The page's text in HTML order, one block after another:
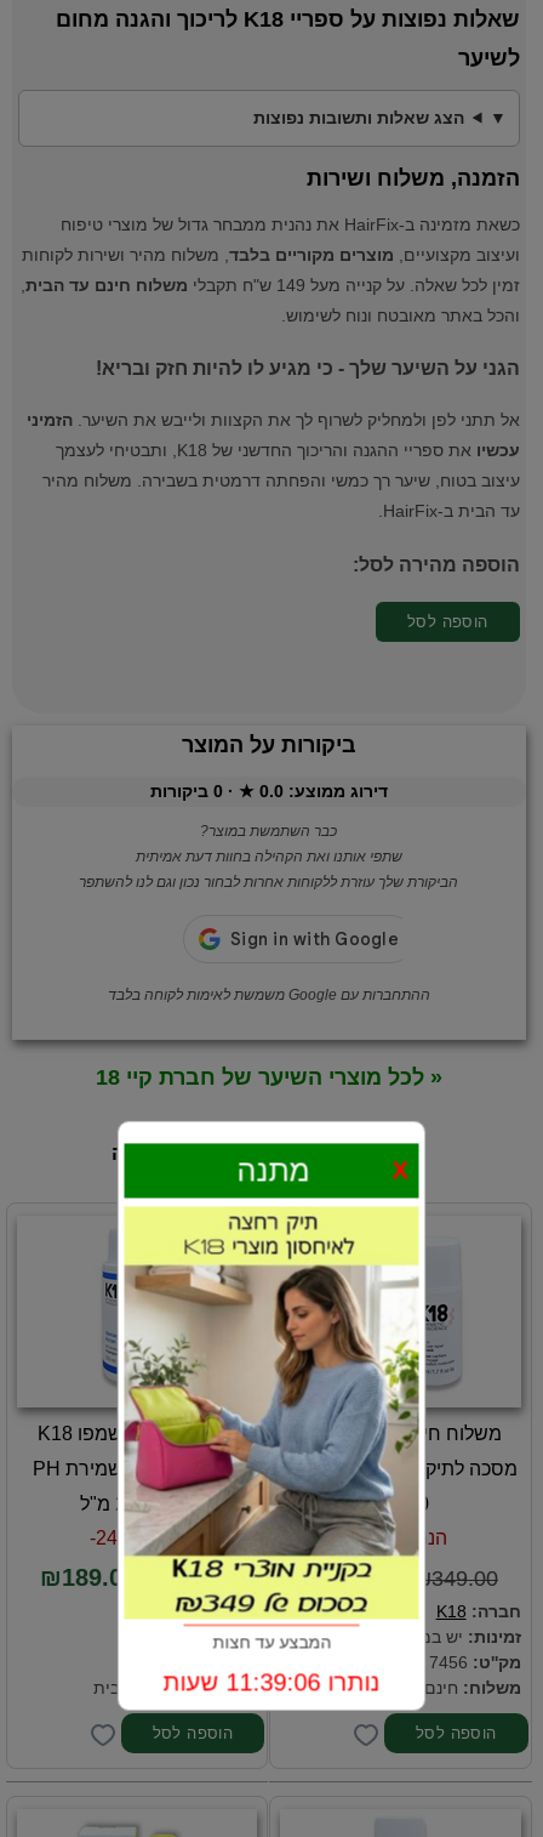
שאלות נפוצות על ספריי K18 לריכוך והגנה מחום
לשיער
הצג שאלות ותשובות נפוצות
הזמנה, משלוח ושירות
כשאת מזמינה ב-HairFix את נהנית ממבחר גדול של מוצרי טיפוח
ועיצוב מקצועיים, מוצרים מקוריים בלבד , משלוח מהיר ושירות לקוחות
זמין לכל שאלה. על קנייה מעל 149 ש"ח תקבלי
משלוח חינם עד הבית
והכל באתר מאובטח ונוח לשימוש.
הגני על השיער שלך - כי מגיע לו להיות חזק ובריא!
אל תתני לפן ולמחליק לשרוף לך את הקצוות ולייבש את השיער.הזמיני
עכשיו
את ספריי ההגנה והריכוך החדשני של K18, ותבטיחי לעצמך
עיצוב בטוח, שיער רך כמשי והפחתה דרמטית בשבירה. משלוח מהיר
עד הבית ב-HairFix.
הוספה מהירה לסל:
הוספה לסל
ביקורות על המוצר
דירוג ממוצע:0.0
★ ·
0 ביקורות
כבר השתמשת במוצר?
שתפי אותנו ואת הקהילה בחוות דעת אמיתית
הביקורת שלך עוזרת ללקוחות אחרות לבחור נכון וגם לנו להשתפר
ההתחברות עם Google משמשת לאימות לקוחה בלבד
« לכל מוצרי השיער של חברת קיי 18
הלקוחות התענינו גם במוצרים האלה
משלוח חינם - k18 לשיער
מסכה לתיקון ושיקום מולקולרי
50 מ"ל
הנחה 20%-
₪349.00
₪279.00
חברה: K18
זמינות: יש במלאי
מק''ט:
משלוח: חינם עד הבית
משלוח חינם - שמפו K18
יומיומי טיפולי לשמירת PH
מאוזן 250 מ"ל
הנחה 24%-
₪249.00
₪189.00
חברה:K18
זמינות:
משלוח:חינם עד הבית
X מתנה
המבצע עד חצות
נותרו 11:39:05 שעות